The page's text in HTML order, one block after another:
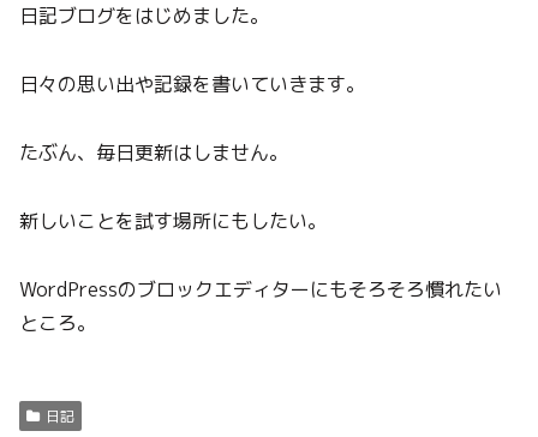
日記ブログをはじめました。
日々の思い出や記録を書いていきます。
たぶん、毎日更新はしません。
新しいことを試す場所にもしたい。
WordPressのブロックエディターにもそろそろ慣れたい
ところ。
日記